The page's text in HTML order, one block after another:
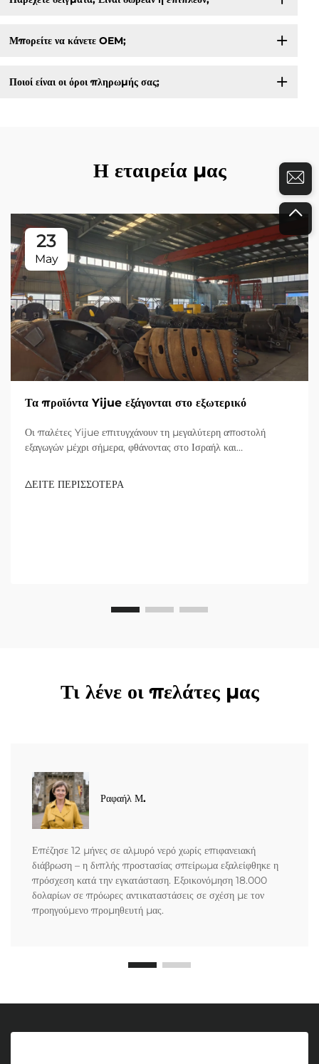
Μπορείτε να κάνετε OEM;
Ποιοί είναι οι όροι πληρωμής σας;
Η εταιρεία μας
23
May
Τα προϊόντα Yijue εξάγονται στο εξωτερικό
Οι παλέτες Yijue επιτυγχάνουν τη μεγαλύτερη αποστολή
εξαγωγών μέχρι σήμερα, φθάνοντας στο Ισραήλ και
ΔΕΙΤΕ ΠΕΡΙΣΣΟΤΕΡΑ
Τι λένε οι πελάτες μας
Ραφαήλ Μ.
Επέζησε 12 μήνες σε αλμυρό νερό χωρίς επιφανειακή
διάβρωση – η διπλής προστασίας σπείρωμα εξαλείφθηκε η
πρόσχεση κατά την εγκατάσταση. Εξοικονόμηση 18.000
δολαρίων σε πρόωρες αντικαταστάσεις σε σχέση με τον
προηγούμενο προμηθευτή μας.